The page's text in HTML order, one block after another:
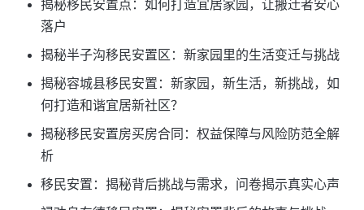
揭秘移民安置点：如何打造宜居家园，让搬迁者安心
落户
揭秘半子沟移民安置区：新家园里的生活变迁与挑战
揭秘容城县移民安置：新家园，新生活，新挑战，如
何打造和谐宜居新社区？
揭秘移民安置房买房合同：权益保障与风险防范全解
析
移民安置：揭秘背后挑战与需求，问卷揭示真实心声